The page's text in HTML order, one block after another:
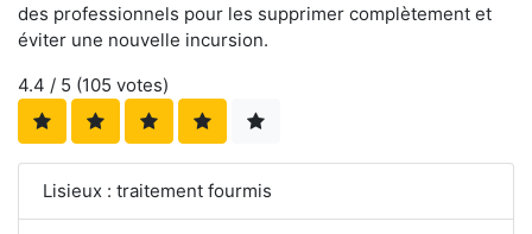
des professionnels pour les supprimer complètement et
éviter une nouvelle incursion.
4.4 / 5 (105 votes)
Lisieux : traitement fourmis